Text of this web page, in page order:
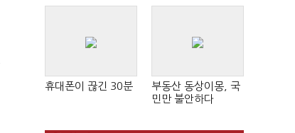
휴대폰이 끊긴 30분
부동산 동상이몽, 국
민만 불안하다